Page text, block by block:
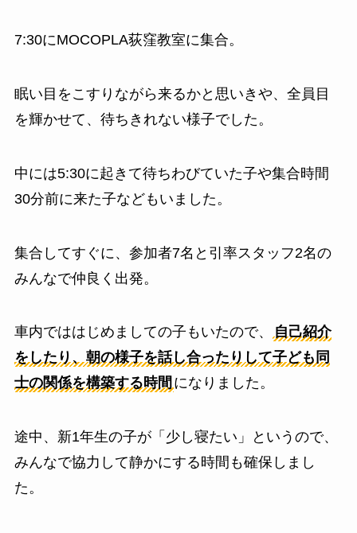
7:30にMOCOPLA荻窪教室に集合。
眠い目をこすりながら来るかと思いきや、全員目
を輝かせて、待ちきれない様子でした。
中には5:30に起きて待ちわびていた子や集合時間
30分前に来た子などもいました。
集合してすぐに、参加者7名と引率スタッフ2名の
みんなで仲良く出発。
車内でははじめましての子もいたので、
自己紹介
をしたり、朝の様子を話し合ったりして子ども同
士の関係を構築する時間 になりました。
途中、新1年生の子が「少し寝たい」というので、
みんなで協力して静かにする時間も確保しまし
た。